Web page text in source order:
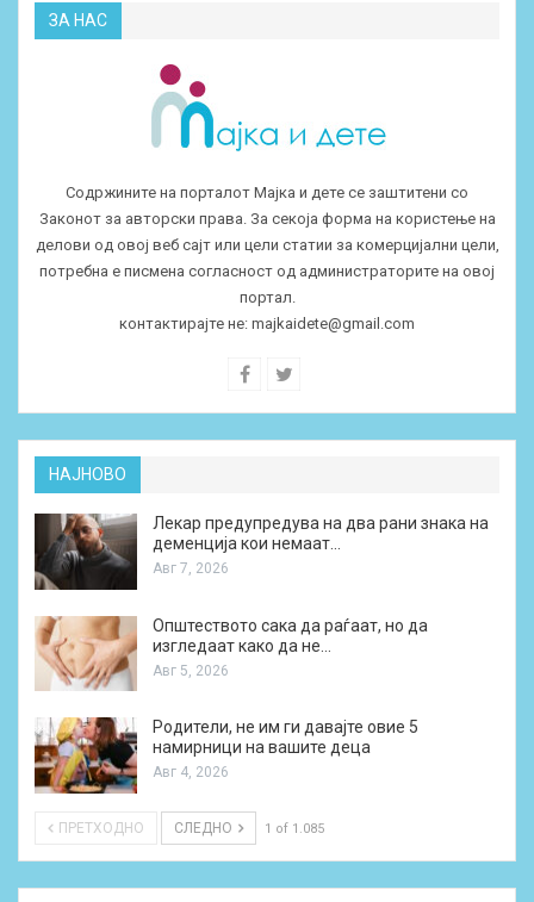
ЗА НАС
Содржините на порталот Мајка и дете се заштитени со
Законот за авторски права. За секоја форма на користење на
делови од овој веб сајт или цели статии за комерцијални цели,
потребна е писмена согласност од администраторите на овој
портал.
контактирајте не: majkaidete@gmail.com
НАЈНОВО
Лекар предупредува на два рани знака на
деменција кои немаат…
Авг 7, 2026
Општеството сака да раѓаат, но да
изгледаат како да не…
Авг 5, 2026
Родители, не им ги давајте овие 5
намирници на вашите деца
Авг 4, 2026
ПРЕТХОДНО СЛЕДНО 1 of 1.085